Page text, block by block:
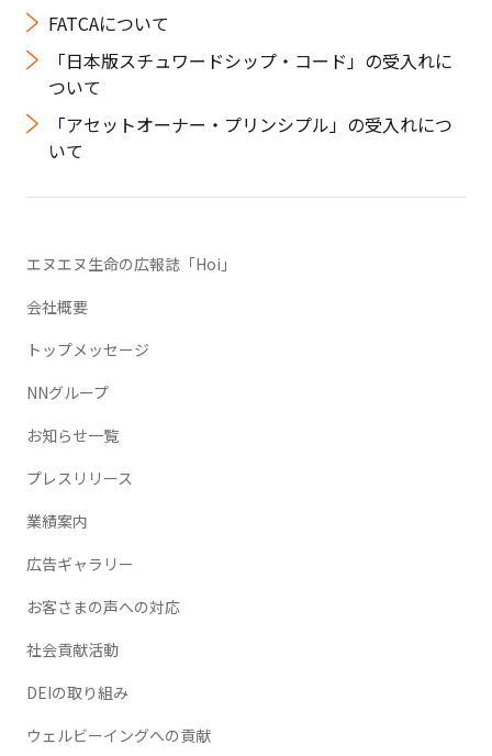
FATCAについて
「日本版スチュワードシップ・コード」の受入れに
ついて
「アセットオーナー・プリンシプル」の受入れにつ
いて
エヌエヌ生命の広報誌「Hoi」
会社概要
トップメッセージ
NNグループ
お知らせ一覧
プレスリリース
業績案内
広告ギャラリー
お客さまの声への対応
社会貢献活動
DEIの取り組み
ウェルビーイングへの貢献